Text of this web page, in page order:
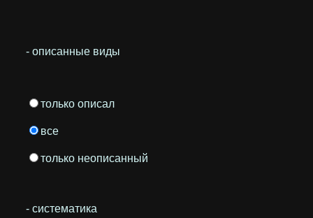
- описанные виды
только описал
все
только неописанный
- систематика